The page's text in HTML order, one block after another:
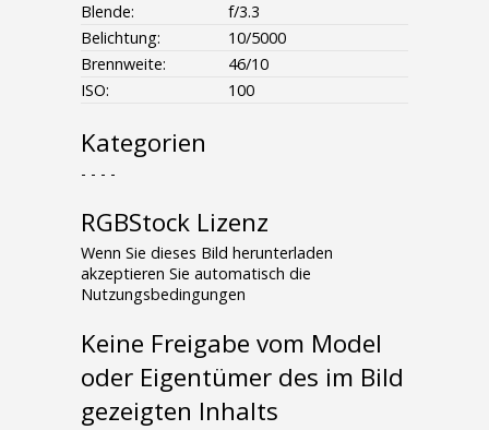
Blende:
f/3.3
Belichtung:
10/5000
Brennweite:
46/10
ISO:
100
Kategorien
- - - -
RGBStock Lizenz
Wenn Sie dieses Bild herunterladen
akzeptieren Sie automatisch die
Nutzungsbedingungen
Keine Freigabe vom Model
oder Eigentümer des im Bild
gezeigten Inhalts